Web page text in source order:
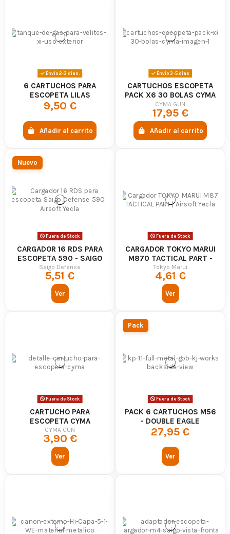
Envío 2-3 días.
6 CARTUCHOS PARA
ESCOPETA LILAS
9,50 €
Añadir al carrito
Envío 3-5 días
CARTUCHOS ESCOPETA
PACK X6 30 BOLAS CYMA
CYMA GUN
17,95 €
Añadir al carrito
Nuevo
Fuera de Stock
CARGADOR 16 RDS PARA
ESCOPETA 590 - SAIGO
DEFENSE
Saigo Defense
5,51 €
Ver
Fuera de Stock
CARGADOR TOKYO MARUI
M870 TACTICAL PART -
TOKYO MARUI
Tokyo Marui
4,61 €
Ver
Fuera de Stock
CARTUCHO PARA
ESCOPETA CYMA
CYMA GUN
3,90 €
Ver
Pack
Fuera de Stock
PACK 6 CARTUCHOS M56
- DOUBLE EAGLE
27,95 €
Ver